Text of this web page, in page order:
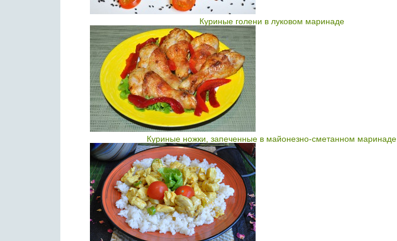
Куриные голени в луковом маринаде
Куриные ножки, запеченные в майонезно-сметанном маринаде